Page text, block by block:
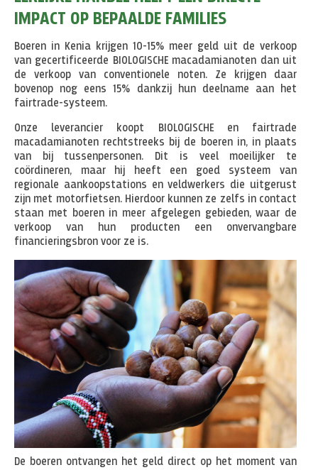
IMPACT OP BEPAALDE FAMILIES
Boeren in Kenia krijgen 10-15% meer geld uit de verkoop
van gecertificeerde BIOLOGISCHE macadamianoten dan uit
de verkoop van conventionele noten. Ze krijgen daar
bovenop nog eens 15% dankzij hun deelname aan het
fairtrade-systeem.
Onze leverancier koopt BIOLOGISCHE en fairtrade
macadamianoten rechtstreeks bij de boeren in, in plaats
van bij tussenpersonen. Dit is veel moeilijker te
coördineren, maar hij heeft een goed systeem van
regionale aankoopstations en veldwerkers die uitgerust
zijn met motorfietsen. Hierdoor kunnen ze zelfs in contact
staan met boeren in meer afgelegen gebieden, waar de
verkoop van hun producten een onvervangbare
financieringsbron voor ze is.
De boeren ontvangen het geld direct op het moment van